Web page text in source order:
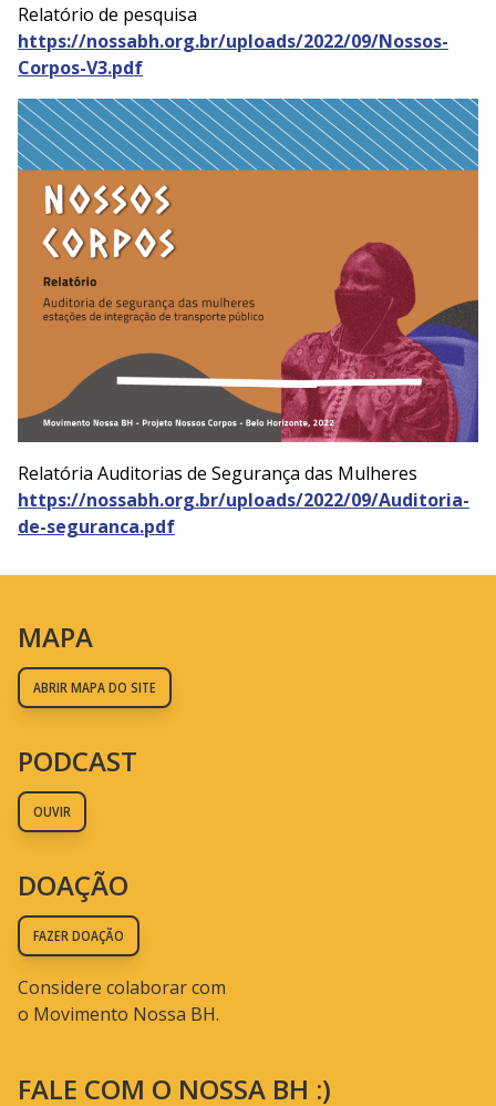
Relatório de pesquisa
https://nossabh.org.br/uploads/2022/09/Nossos-
Corpos-V3.pdf
Relatória Auditorias de Segurança das Mulheres
https://nossabh.org.br/uploads/2022/09/Auditoria-
de-seguranca.pdf
MAPA
ABRIR MAPA DO SITE
PODCAST
OUVIR
DOAÇÃO
FAZER DOAÇÃO
Considere colaborar com
o Movimento Nossa BH.
FALE COM O NOSSA BH :)